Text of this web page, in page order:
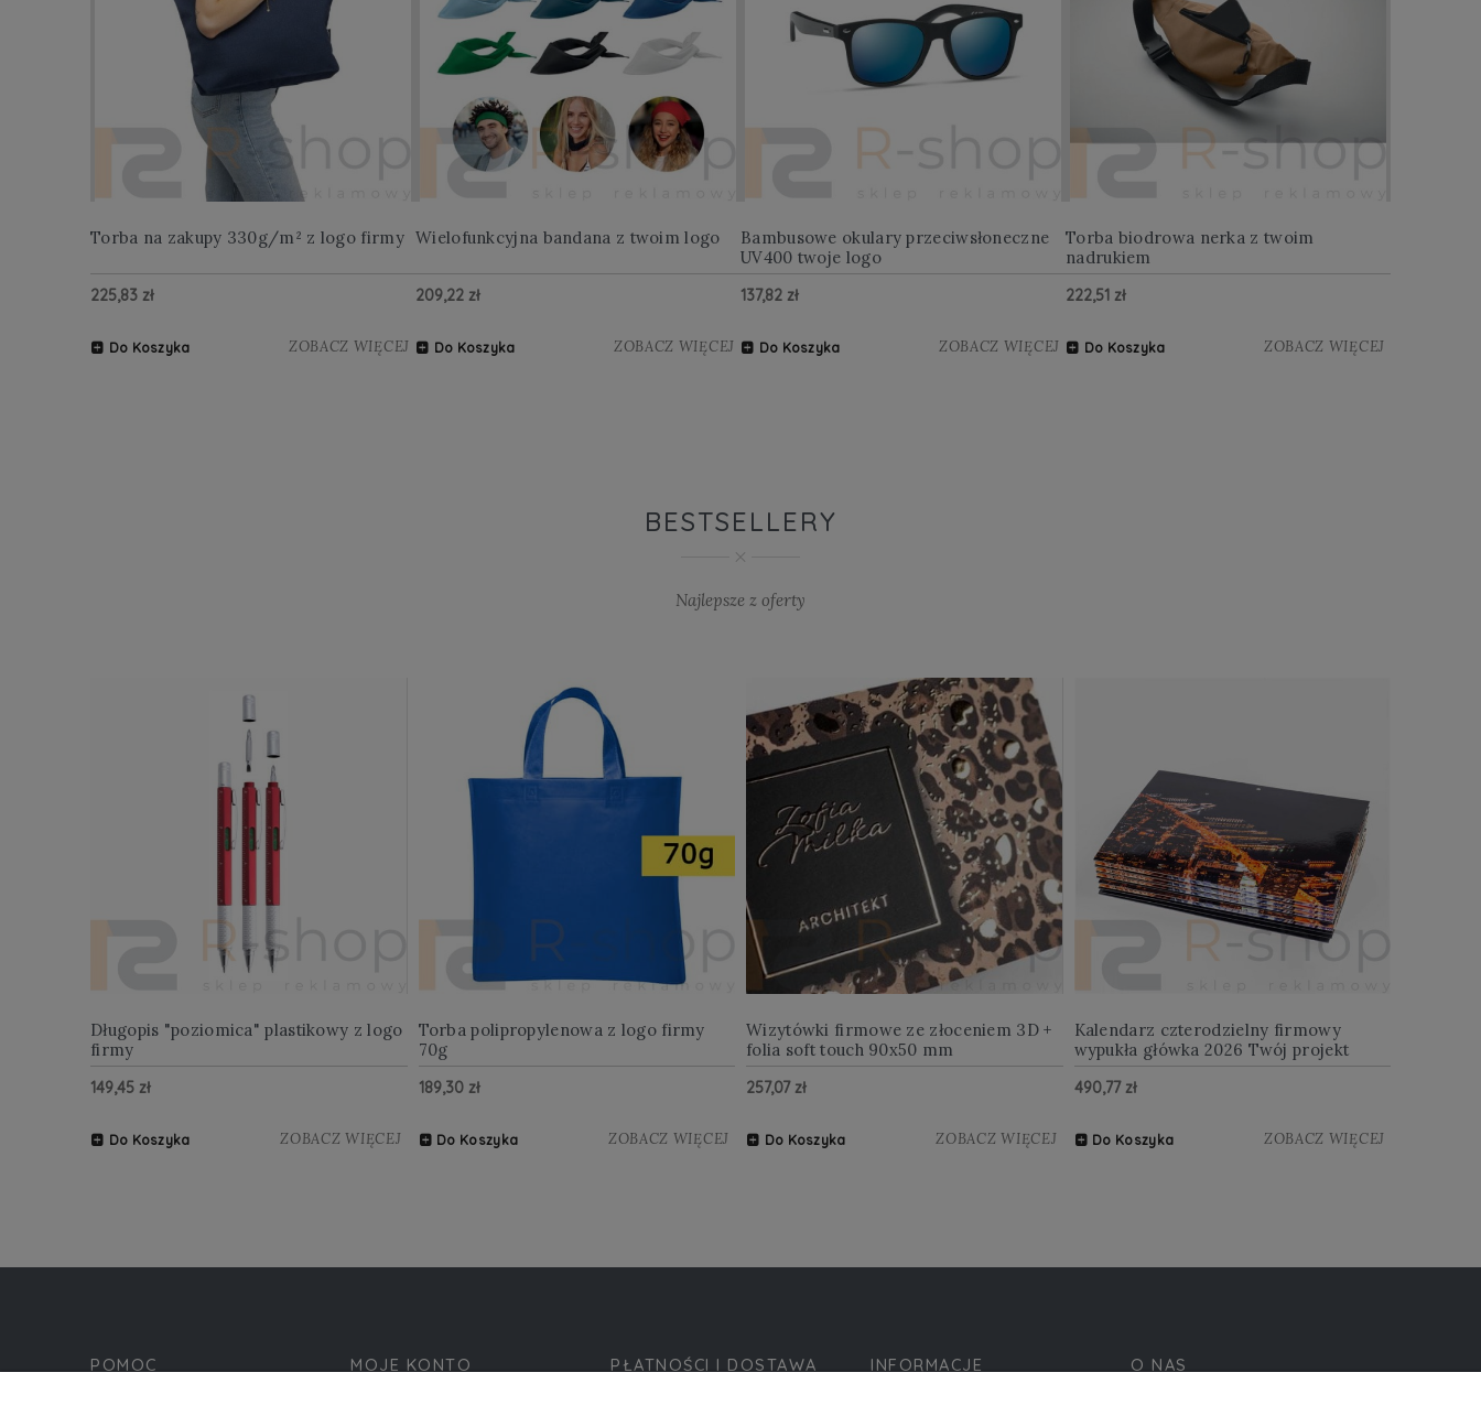
Torba na zakupy 330g/m² z logo firmy
225,83 zł
Do Koszyka ZOBACZ WIĘCEJ
Wielofunkcyjna bandana z twoim logo
209,22 zł
Do Koszyka ZOBACZ WIĘCEJ
Bambusowe okulary przeciwsłoneczne
UV400 twoje logo
137,82 zł
Do Koszyka ZOBACZ WIĘCEJ
Torba biodrowa nerka z twoim
nadrukiem
222,51 zł
Do Koszyka ZOBACZ WIĘCEJ
BESTSELLERY
Najlepsze z oferty
Długopis "poziomica" plastikowy z logo
firmy
149,45 zł
Do Koszyka ZOBACZ WIĘCEJ
Torba polipropylenowa z logo firmy
70g
189,30 zł
Do Koszyka ZOBACZ WIĘCEJ
Wizytówki firmowe ze złoceniem 3D +
folia soft touch 90x50 mm
257,07 zł
Do Koszyka ZOBACZ WIĘCEJ
Kalendarz czterodzielny firmowy
wypukła główka 2026 Twój projekt
490,77 zł
Do Koszyka ZOBACZ WIĘCEJ
POMOC MOJE KONTO PŁATNOŚCI I DOSTAWA INFORMACJE O NAS